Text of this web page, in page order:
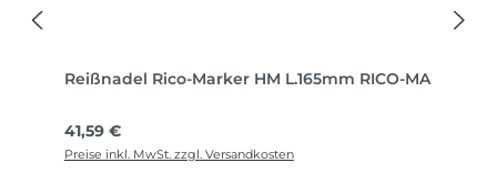
Reißnadel Rico-Marker HM L.165mm RICO-MA
Regulärer Preis:
41,59 €
Preise inkl. MwSt. zzgl. Versandkosten